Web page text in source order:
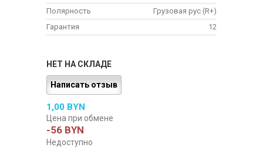
Полярность
Грузовая рус (R+)
Гарантия
12
НЕТ НА СКЛАДЕ
Написать отзыв
1,00 BYN
Цена при обмене
-56 BYN
Недоступно